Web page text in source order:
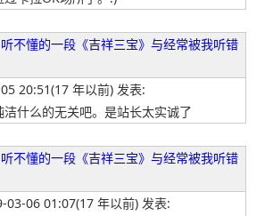
听不懂的一段《吉祥三宝》与经常被我听错
20:51(17 年以前) 发表:
什么的无关吧。是站长太实诚了
听不懂的一段《吉祥三宝》与经常被我听错
03-06 01:07(17 年以前) 发表: